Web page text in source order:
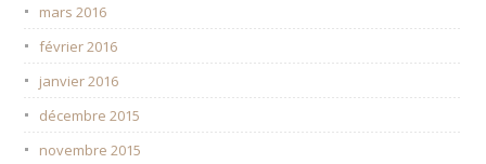
mars 2016
février 2016
janvier 2016
décembre 2015
novembre 2015